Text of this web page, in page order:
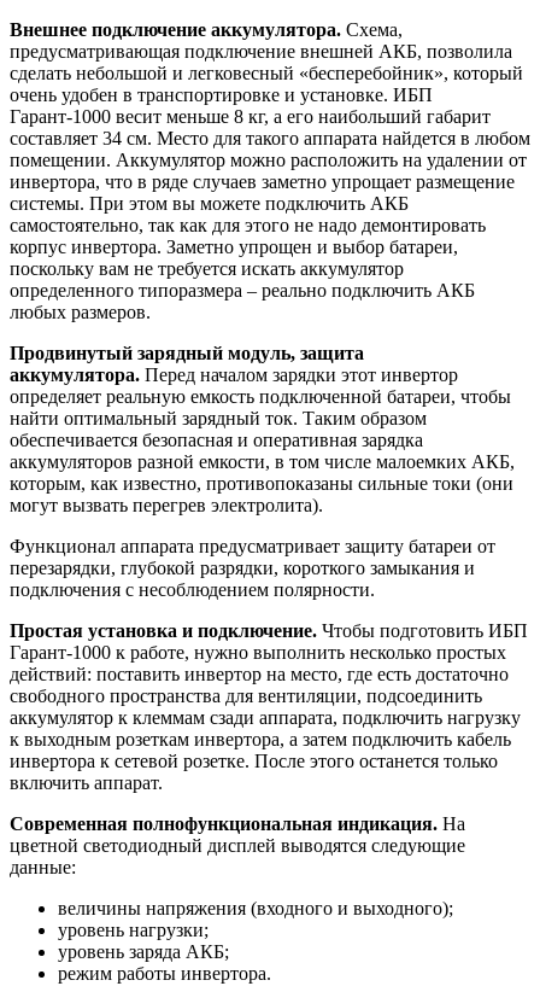
Внешнее подключение аккумулятора. Схема,
предусматривающая подключение внешней АКБ, позволила
сделать небольшой и легковесный «бесперебойник», который
очень удобен в транспортировке и установке. ИБП
Гарант-1000 весит меньше 8 кг, а его наибольший габарит
составляет 34 см. Место для такого аппарата найдется в любом
помещении. Аккумулятор можно расположить на удалении от
инвертора, что в ряде случаев заметно упрощает размещение
системы. При этом вы можете подключить АКБ
самостоятельно, так как для этого не надо демонтировать
корпус инвертора. Заметно упрощен и выбор батареи,
поскольку вам не требуется искать аккумулятор
определенного типоразмера – реально подключить АКБ
любых размеров.
Продвинутый зарядный модуль, защита
аккумулятора. Перед началом зарядки этот инвертор
определяет реальную емкость подключенной батареи, чтобы
найти оптимальный зарядный ток. Таким образом
обеспечивается безопасная и оперативная зарядка
аккумуляторов разной емкости, в том числе малоемких АКБ,
которым, как известно, противопоказаны сильные токи (они
могут вызвать перегрев электролита).
Функционал аппарата предусматривает защиту батареи от
перезарядки, глубокой разрядки, короткого замыкания и
подключения с несоблюдением полярности.
Простая установка и подключение. Чтобы подготовить ИБП
Гарант-1000 к работе, нужно выполнить несколько простых
действий: поставить инвертор на место, где есть достаточно
свободного пространства для вентиляции, подсоединить
аккумулятор к клеммам сзади аппарата, подключить нагрузку
к выходным розеткам инвертора, а затем подключить кабель
инвертора к сетевой розетке. После этого останется только
включить аппарат.
Современная полнофункциональная индикация. На
цветной светодиодный дисплей выводятся следующие
данные:
величины напряжения (входного и выходного);
уровень нагрузки;
уровень заряда АКБ;
режим работы инвертора.